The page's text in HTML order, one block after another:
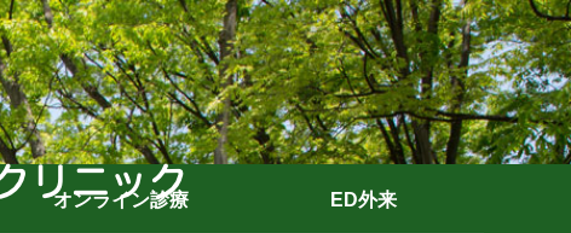
オンライン診療 ED外来